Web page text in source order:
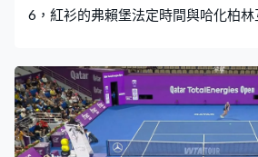
6，紅衫的弗賴堡法定時間與哈化柏林
優勢只維持了8分鐘，法比安列斯精
扳平，伸盡一截，再踏順抽入，加時
碼，頭5輪各有一人射失，要鬥第6輪
不負所託，射入。門將科利安梅拿，